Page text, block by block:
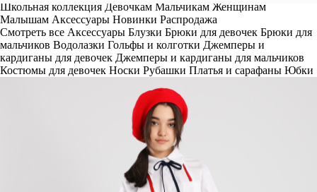
Школьная коллекция Девочкам Мальчикам Женщинам
Малышам Аксессуары Новинки Распродажа
Смотреть все Аксессуары Блузки Брюки для девочек Брюки для
мальчиков Водолазки Гольфы и колготки Джемперы и
кардиганы для девочек Джемперы и кардиганы для мальчиков
Костюмы для девочек Носки Рубашки Платья и сарафаны Юбки